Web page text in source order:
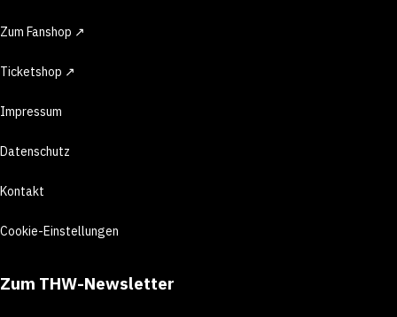
Zum Fanshop ↗
Ticketshop ↗
Impressum
Datenschutz
Kontakt
Cookie-Einstellungen
Zum THW-Newsletter